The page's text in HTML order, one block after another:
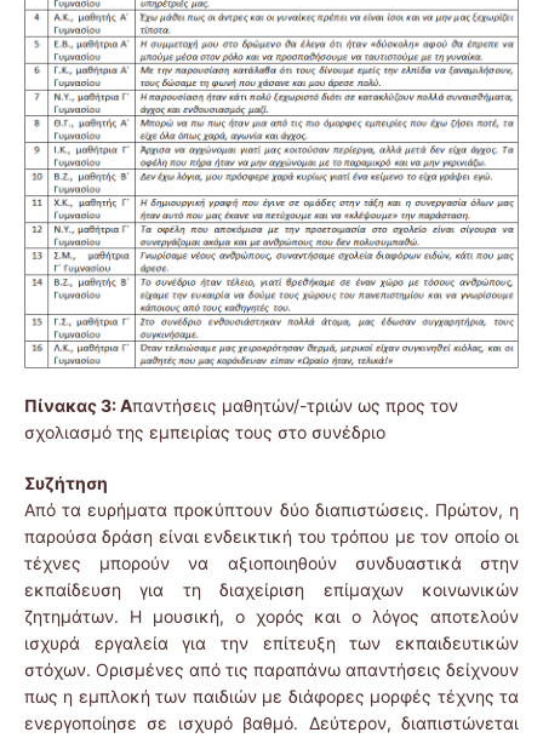
Πίνακας 3: Απαντήσεις μαθητών/-τριών ως προς τον
σχολιασμό της εμπειρίας τους στο συνέδριο
Συζήτηση
Από τα ευρήματα προκύπτουν δύο διαπιστώσεις. Πρώτον, η
παρούσα δράση είναι ενδεικτική του τρόπου με τον οποίο οι
τέχνες μπορούν να αξιοποιηθούν συνδυαστικά στην
εκπαίδευση για τη διαχείριση επίμαχων κοινωνικών
ζητημάτων. Η μουσική, ο χορός και ο λόγος αποτελούν
ισχυρά εργαλεία για την επίτευξη των εκπαιδευτικών
στόχων. Ορισμένες από τις παραπάνω απαντήσεις δείχνουν
πως η εμπλοκή των παιδιών με διάφορες μορφές τέχνης τα
ενεργοποίησε σε ισχυρό βαθμό. Δεύτερον, διαπιστώνεται